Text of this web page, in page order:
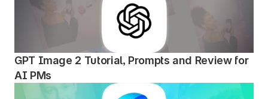
GPT Image 2 Tutorial, Prompts and Review for
AI PMs